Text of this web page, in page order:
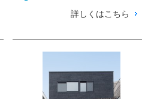
詳しくはこちら